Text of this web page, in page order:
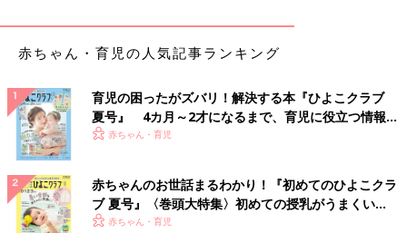
赤ちゃん・育児の人気記事ランキング
育児の困ったがズバリ！解決する本『ひよこクラブ
夏号』 4カ月～2才になるまで、育児に役立つ情報が
いっぱい！
赤ちゃん・育児
赤ちゃんのお世話まるわかり！『初めてのひよこクラ
ブ 夏号』〈巻頭大特集〉初めての授乳がうまくい
く！ おっぱい・ミルクの基本と夏のトラブル 解決テ
赤ちゃん・育児